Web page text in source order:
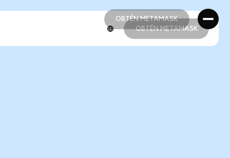
OBTÉN METAMASK
OBTÉN METAMASK
OBTÉN METAMASK